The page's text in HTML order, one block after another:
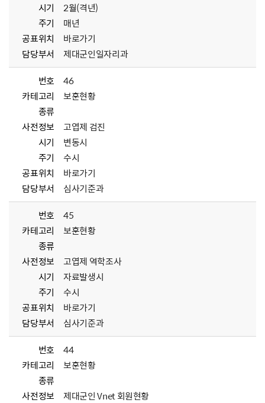
시기
2월(격년)
주기
매년
공표위치
바로가기
담당부서
제대군인일자리과
번호
46
카테고리
보훈현황
종류
사전정보
고엽제 검진
시기
변동시
주기
수시
공표위치
바로가기
담당부서
심사기준과
번호
45
카테고리
보훈현황
종류
사전정보
고엽제 역학조사
시기
자료발생시
주기
수시
공표위치
바로가기
담당부서
심사기준과
번호
44
카테고리
보훈현황
종류
사전정보
제대군인 Vnet 회원현황